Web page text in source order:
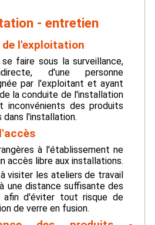
- entretien
de l'exploitation
faire sous la surveillance,
d'une personne
par l'exploitant et ayant
la conduite de l'installation
inconvénients des produits
l'installation.
à l'établissement ne
accès libre aux installations.
visiter les ateliers de travail
une distance suffisante des
d'éviter tout risque de
de verre en fusion.